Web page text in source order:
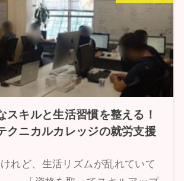
スキルと生活習慣を整える！
ニカルカレッジの就労支援
けれど、生活リズムが乱れていて